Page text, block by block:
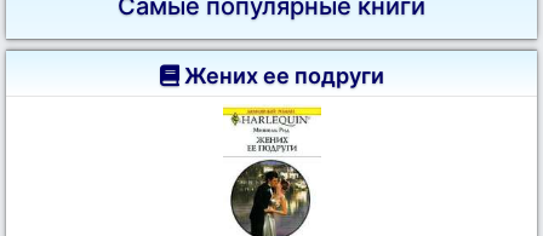
Самые популярные книги
Жених ее подруги